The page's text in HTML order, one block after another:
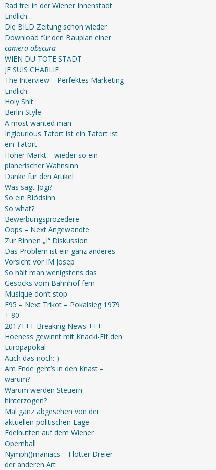
Rad frei in der Wiener Innenstadt
Endlich…
Die BILD Zeitung schon wieder
Download für den Bauplan einer
camera obscura
WIEN DU TOTE STADT
JE SUIS CHARLIE
The Interview – Perfektes Marketing
Endlich
Holy Shit
Berlin Style
A most wanted man
Inglourious Tatort ist ein Tatort ist
ein Tatort
Hoher Markt – wieder so ein
planerischer Wahnsinn
Danke für den Artikel
Was sagt Jogi?
So ein Blödsinn
So what?
Bewerbungsprozedere
Oops – Next Angewandte
Zur Binnen „I“ Diskussion
Das Problem ist ein ganz anderes
Vorsicht vor IM Josep
So hält man wenigstens das
Gesocks vom Bahnhof fern
Musique don’t stop
F95 – Next Trikot – Pokalsieg 1979
+ 80
2017+++ Breaking News +++
Hoeness gewinnt mit Knacki-Elf den
Europapokal
Auch das noch:-)
Am Ende geht’s in den Knast –
warum?
Warum werden Steuern
hinterzogen?
Mal ganz abgesehen von der
aktuellen politischen Lage
Edelnutten auf dem Wiener
Opernball
Nymph()maniacs – Flotter Dreier
der anderen Art